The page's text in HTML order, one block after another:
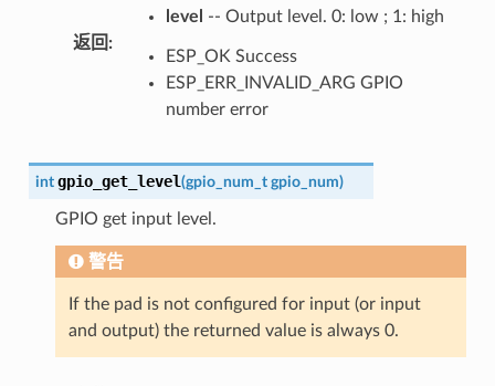
level
-- Output level. 0: low ; 1: high
返回 :
ESP_OK Success
ESP_ERR_INVALID_ARG GPIO
number error
int gpio_get_level(gpio_num_t gpio_num)
GPIO get input level.
警告
If the pad is not configured for input (or input
and output) the returned value is always 0.